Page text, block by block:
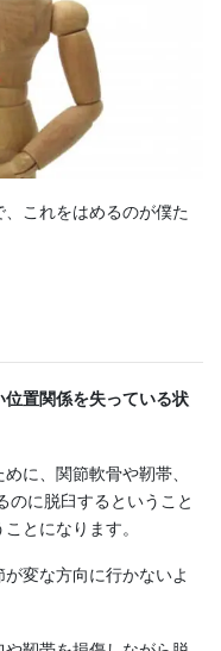
これをはめるのが僕た
置関係を失っている状
に、関節軟骨や靭帯、
のに脱臼するということ
とになります。
変な方向に行かないよ